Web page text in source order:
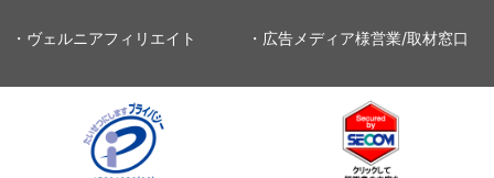
・ヴェルニアフィリエイト ・広告メディア様営業/取材窓口